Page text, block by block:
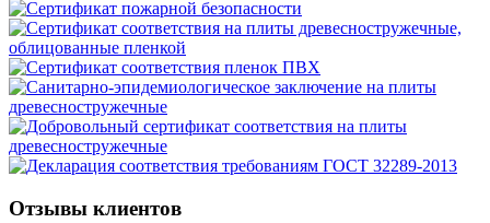
Отзывы клиентов